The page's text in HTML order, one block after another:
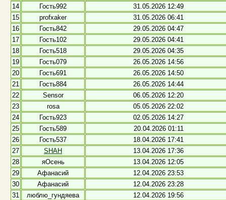
14
Гость992
31.05.2026 12:49
15
profxaker
31.05.2026 06:41
16
Гость842
29.05.2026 04:47
17
Гость102
29.05.2026 04:41
18
Гость518
29.05.2026 04:35
19
Гость079
26.05.2026 14:56
20
Гость691
26.05.2026 14:50
21
Гость884
26.05.2026 14:44
22
Sensor
06.05.2026 12:20
23
rosa
05.05.2026 22:02
24
Гость923
02.05.2026 14:27
25
Гость589
20.04.2026 01:11
26
Гость537
18.04.2026 17:41
27
SHAH
13.04.2026 17:36
28
яОсень
13.04.2026 12:05
29
Афанасий
12.04.2026 23:53
30
Афанасий
12.04.2026 23:28
31
люблю_гундяева
12.04.2026 19:56